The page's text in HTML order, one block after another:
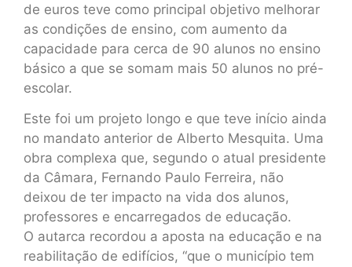
de euros teve como principal objetivo melhorar
as condições de ensino, com aumento da
capacidade para cerca de 90 alunos no ensino
básico a que se somam mais 50 alunos no pré-
escolar.
Este foi um projeto longo e que teve início ainda
no mandato anterior de Alberto Mesquita. Uma
obra complexa que, segundo o atual presidente
da Câmara, Fernando Paulo Ferreira, não
deixou de ter impacto na vida dos alunos,
professores e encarregados de educação.
O autarca recordou a aposta na educação e na
reabilitação de edifícios, “que o município tem